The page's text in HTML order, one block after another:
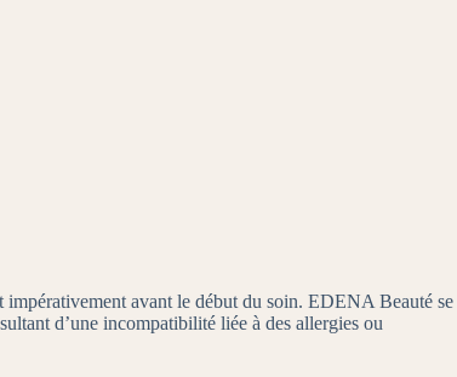
impérativement avant le début du soin. EDENA Beauté se
d’une incompatibilité liée à des allergies ou